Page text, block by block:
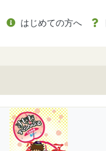
はじめての方へ